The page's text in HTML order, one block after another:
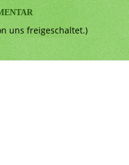
uns freigeschaltet.)